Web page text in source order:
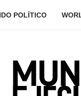
POLÍTICO